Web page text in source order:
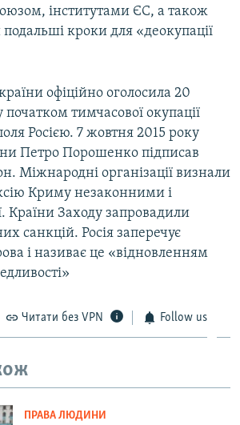
інститутами ЄС, а також
кроки для «деокупації
офіційно оголосила 20
тимчасової окупації
Росією. 7 жовтня 2015 року
Петро Порошенко підписав
Міжнародні організації визнали
Криму незаконними і
Країни Заходу запровадили
санкцій. Росія заперечує
і називає це «відновленням
Читати без VPN Follow us
ПРАВА ЛЮДИНИ